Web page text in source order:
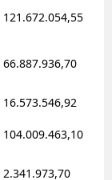
Nevşehir
Niğde
Ordu
121.672.054,55
66.887.936,70
16.573.546,92
104.009.463,10
2.341.973,70